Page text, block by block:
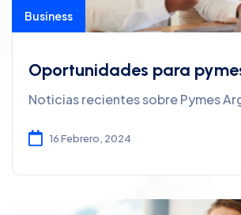
Business
Oportunidades para
Noticias recientes sobre Pymes
16 Febrero, 2024